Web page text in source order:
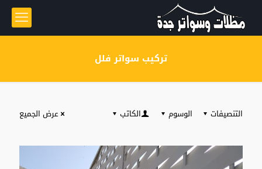
تركيب سواتر فلل
التنصيفات الوسوم الكاتب عرض الجميع